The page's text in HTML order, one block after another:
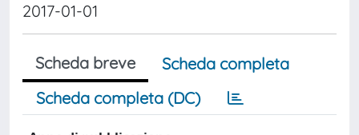
2017-01-01
Scheda breve
Scheda completa
Scheda completa (DC)